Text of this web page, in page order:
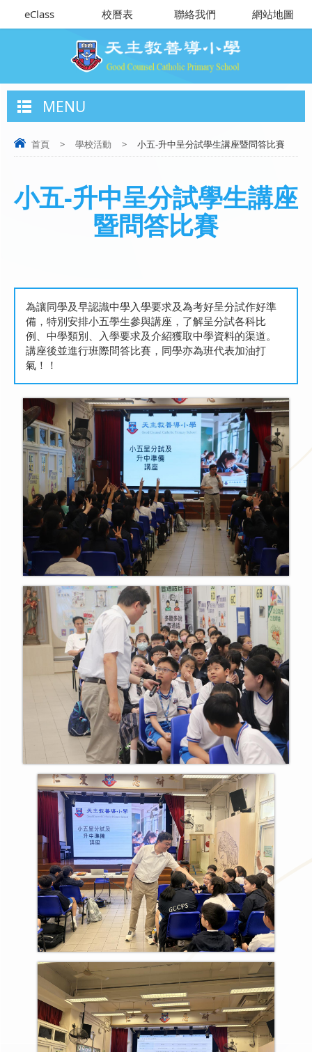
eClass 校曆表 聯絡我們 網站地圖
MENU
首頁 > 學校活動 > 小五-升中呈分試學生講座暨問答比賽
小五-升中呈分試學生講座
暨問答比賽
為讓同學及早認識中學入學要求及為考好呈分試作好準
備，特別安排小五學生參與講座，了解呈分試各科比
例、中學類別、入學要求及介紹獲取中學資料的渠道。
講座後並進行班際問答比賽，同學亦為班代表加油打
氣！！